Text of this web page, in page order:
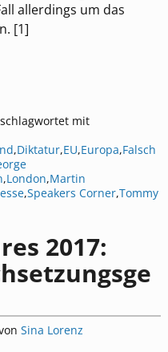
allerdings um das
[1]
mit
,Diktatur,EU,Europa,Falsch
,London,Martin
,Speakers Corner,Tommy
2017:
Sina Lorenz